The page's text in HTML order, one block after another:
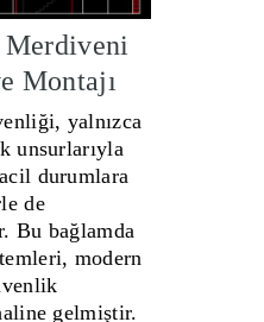
Merdiveni
Montajı
yalnızca
unsurlarıyla
durumlara
de
Bu bağlamda
modern
gelmiştir.